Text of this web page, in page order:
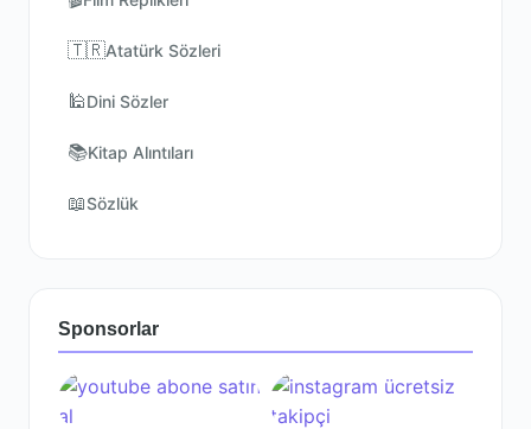
🇹🇷Atatürk Sözleri
🕌Dini Sözler
📚Kitap Alıntıları
📖Sözlük
Sponsorlar